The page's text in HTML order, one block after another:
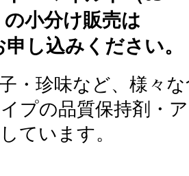
の小分け販売は
し込みください。
・珍味など、様々
プの品質保持剤・
ています。